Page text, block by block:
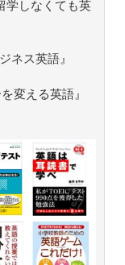
学しなくても英
ネス英語』
変える英語』